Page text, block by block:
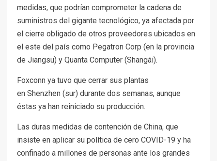
medidas, que podrían comprometer la cadena de
suministros del gigante tecnológico, ya afectada por
el cierre obligado de otros proveedores ubicados en
el este del país como Pegatron Corp (en la provincia
de Jiangsu) y Quanta Computer (Shangái).
Foxconn ya tuvo que cerrar sus plantas
en Shenzhen (sur) durante dos semanas, aunque
éstas ya han reiniciado su producción.
Las duras medidas de contención de China, que
insiste en aplicar su política de cero COVID-19 y ha
confinado a millones de personas ante los grandes